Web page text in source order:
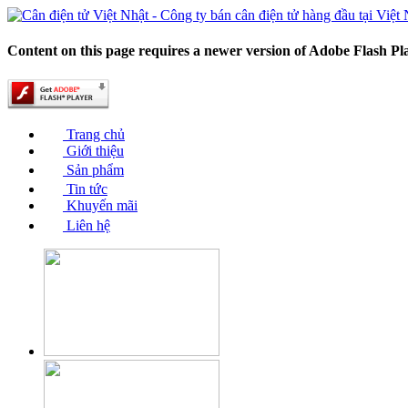
Content on this page requires a newer version of Adobe Flash
Trang chủ
Giới thiệu
Sản phẩm
Tin tức
Khuyến mãi
Liên hệ